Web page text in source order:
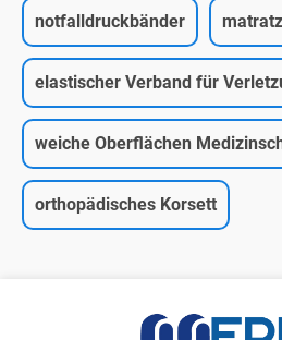
notfalldruckbänder
elastischer Verband für
weiche Oberflächen
orthopädisches Korsett